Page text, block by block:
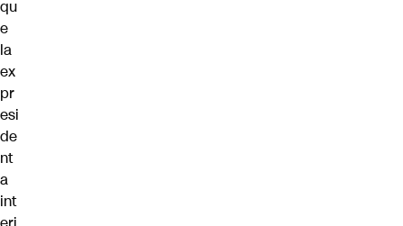
qu
e
la
ex
pr
esi
de
nt
a
int